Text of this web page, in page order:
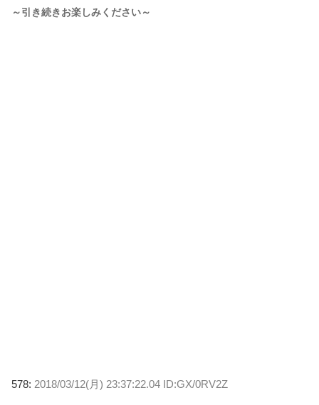
～引き続きお楽しみください～
578: 2018/03/12(月) 23:37:22.04 ID:GX/0RV2Z